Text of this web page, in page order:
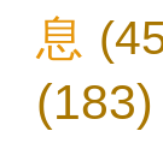
息
(183)